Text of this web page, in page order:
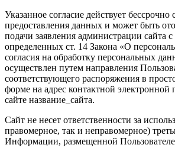
Указанное согласие действует бессрочно
предоставления данных и может быть
подачи заявления администрации сайта
определенных ст. 14 Закона «О
согласия на обработку персональных
осуществлен путем направления
соответствующего распоряжения в
форме на адрес контактной электронной
сайте название_сайта.
Сайт не несет ответственности за
правомерное, так и неправомерное)
Информации, размещенной